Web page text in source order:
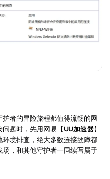
者的冒险旅程都值得流畅的网
题时，先用网易【UU加速器】
境排查，绝大多数连接故障都
，和其他守护者一同续写属于